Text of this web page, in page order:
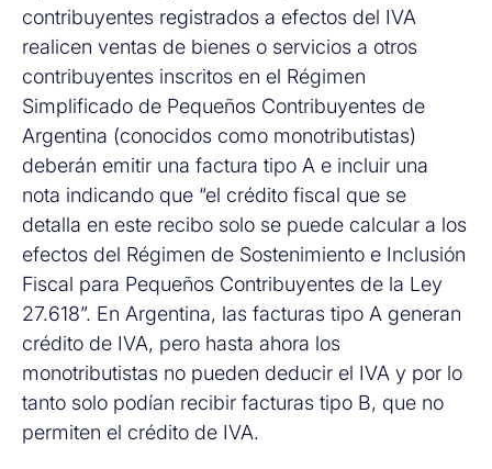
contribuyentes registrados a efectos del IVA
realicen ventas de bienes o servicios a otros
contribuyentes inscritos en el Régimen
Simplificado de Pequeños Contribuyentes de
Argentina (conocidos como monotributistas)
deberán emitir una factura tipo A e incluir una
nota indicando que “el crédito fiscal que se
detalla en este recibo solo se puede calcular a los
efectos del Régimen de Sostenimiento e Inclusión
Fiscal para Pequeños Contribuyentes de la Ley
27.618”. En Argentina, las facturas tipo A generan
crédito de IVA, pero hasta ahora los
monotributistas no pueden deducir el IVA y por lo
tanto solo podían recibir facturas tipo B, que no
permiten el crédito de IVA.